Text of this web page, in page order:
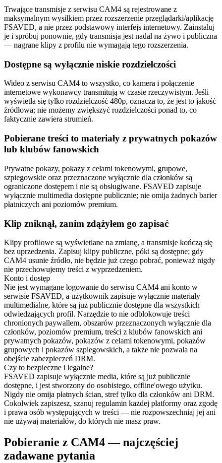
Trwające transmisje z serwisu CAM4 są rejestrowane z
maksymalnym wysiłkiem przez rozszerzenie przeglądarki/aplikację
FSAVED, a nie przez podstawowy interfejs internetowy. Zainstaluj
je i spróbuj ponownie, gdy transmisja jest nadal na żywo i publiczna
— nagrane klipy z profilu nie wymagają tego rozszerzenia.
Dostępne są wyłącznie niskie rozdzielczości
Wideo z serwisu CAM4 to wszystko, co kamera i połączenie
internetowe wykonawcy transmitują w czasie rzeczywistym. Jeśli
wyświetla się tylko rozdzielczość 480p, oznacza to, że jest to jakość
źródłowa; nie możemy zwiększyć rozdzielczości ponad to, co
faktycznie zawiera strumień.
Pobierane treści to materiały z prywatnych pokazów
lub klubów fanowskich
Prywatne pokazy, pokazy z celami tokenowymi, grupowe,
szpiegowskie oraz przeznaczone wyłącznie dla członków są
ograniczone dostępem i nie są obsługiwane. FSAVED zapisuje
wyłącznie multimedia dostępne publicznie; nie omija żadnych barier
płatniczych ani poziomów premium.
Klip zniknął, zanim zdążyłem go zapisać
Klipy profilowe są wyświetlane na zmianę, a transmisje kończą się
bez uprzedzenia. Zapisuj klipy publiczne, póki są dostępne; gdy
CAM4 usunie źródło, nie będzie już czego pobrać, ponieważ nigdy
nie przechowujemy treści z wyprzedzeniem.
Konto i dostęp
Nie jest wymagane logowanie do serwisu CAM4 ani konto w
serwisie FSAVED, a użytkownik zapisuje wyłącznie materiały
multimedialne, które są już publicznie dostępne dla wszystkich
odwiedzających profil. Narzędzie to nie odblokowuje treści
chronionych paywallem, obszarów przeznaczonych wyłącznie dla
członków, poziomów premium, treści z klubów fanowskich ani
prywatnych pokazów, pokazów z celami tokenowymi, pokazów
grupowych i pokazów szpiegowskich, a także nie pozwala na
obejście zabezpieczeń DRM.
Czy to bezpieczne i legalne?
FSAVED zapisuje wyłącznie media, które są już publicznie
dostępne, i jest stworzony do osobistego, offline'owego użytku.
Nigdy nie omija płatnych ścian, stref tylko dla członków ani DRM.
Cokolwiek zapiszesz, szanuj regulamin każdej platformy oraz zgodę
i prawa osób występujących w treści — nie rozpowszechniaj jej ani
nie używaj materiałów, do których nie masz praw.
Pobieranie z CAM4 — najczęściej
zadawane pytania